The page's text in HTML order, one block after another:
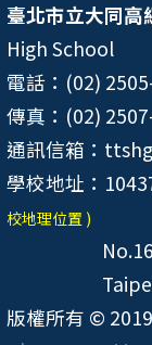
臺北市立大同高
High School
電話：(02)
傳真：(02)
通訊信箱：
學校地址：
校地理位置 )
版權所有 ©